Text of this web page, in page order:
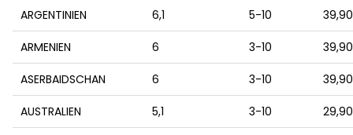
ARGENTINIEN 6,1 5-10
ARMENIEN 6 3-10
ASERBAIDSCHAN 6 3-10
AUSTRALIEN 5,1 3-10